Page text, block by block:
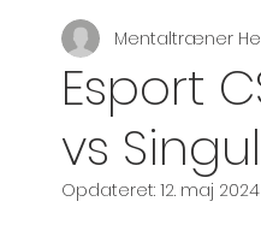
Henrik Hjarsbæk
Esport
vs
Mentaltræner
Opdateret: 12. maj 2024